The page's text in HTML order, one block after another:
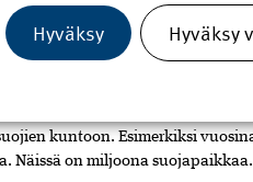
Lastunen kysyy painokkaasti.
rakentamisesta tietyllä
suojaaminen on turvattu
kuntoon. Esimerkiksi
Näissä on miljoona suojapaikkaa.
Hyväksy Hyväksy